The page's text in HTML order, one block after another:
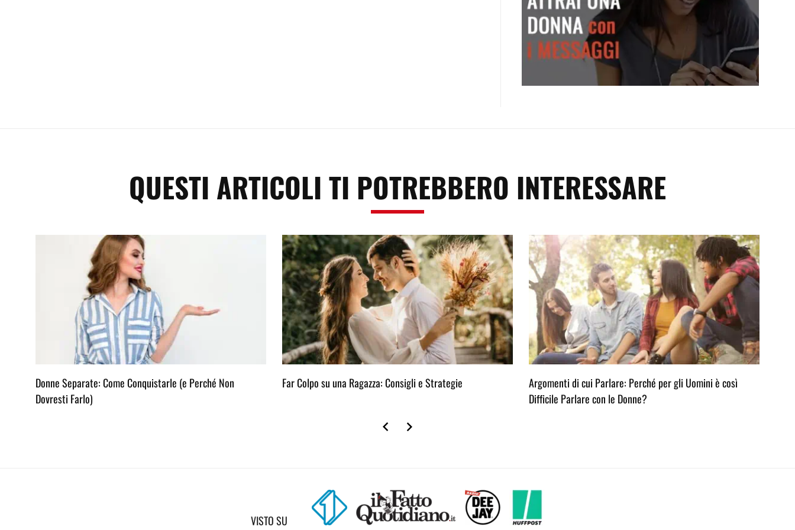
QUESTI ARTICOLI TI POTREBBERO INTERESSARE
Donne Separate: Come Conquistarle (e Perché Non
Dovresti Farlo)
Far Colpo su una Ragazza: Consigli e Strategie
Argomenti di cui Parlare: Perché per gli Uomini è così
Difficile Parlare con le Donne?
VISTO SU